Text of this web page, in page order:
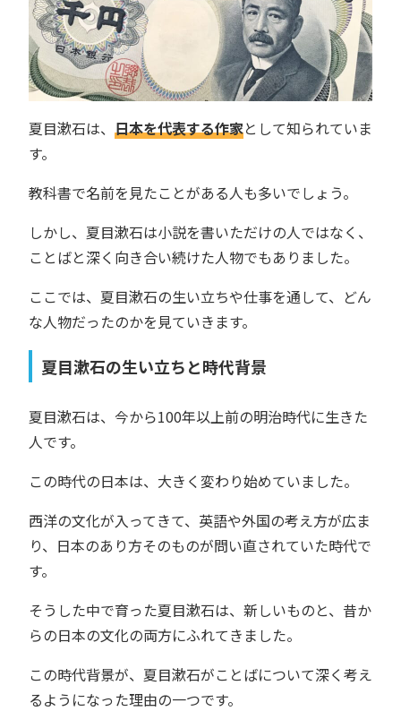
夏目漱石は、 日本を代表する作家として知られていま
す。
教科書で名前を見たことがある人も多いでしょう。
しかし、夏目漱石は小説を書いただけの人ではなく、
ことばと深く向き合い続けた人物でもありました。
ここでは、夏目漱石の生い立ちや仕事を通して、どん
な人物だったのかを見ていきます。
夏目漱石の生い立ちと時代背景
夏目漱石は、今から100年以上前の明治時代に生きた
人です。
この時代の日本は、大きく変わり始めていました。
西洋の文化が入ってきて、英語や外国の考え方が広ま
り、日本のあり方そのものが問い直されていた時代で
す。
そうした中で育った夏目漱石は、新しいものと、昔か
らの日本の文化の両方にふれてきました。
この時代背景が、夏目漱石がことばについて深く考え
るようになった理由の一つです。